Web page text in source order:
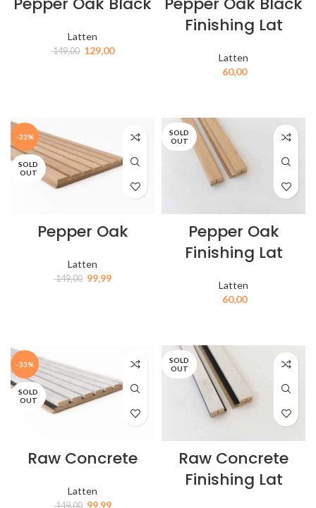
Latten
149,00 129,00
Finishing Lat
Latten
60,00
-33%
SOLD
OUT
Pepper Oak
Latten
149,00 99,99
SOLD
OUT
Pepper Oak
Finishing Lat
Latten
60,00
-33%
SOLD
OUT
Raw Concrete
Latten
149,00 99,99
SOLD
OUT
Raw Concrete
Finishing Lat